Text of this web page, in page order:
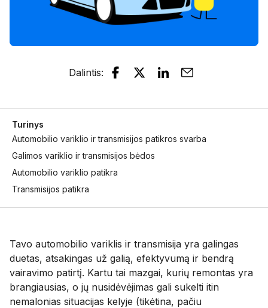
Dalintis:
Turinys
Automobilio variklio ir transmisijos patikros svarba
Galimos variklio ir transmisijos bėdos
Automobilio variklio patikra
Transmisijos patikra
Tavo automobilio variklis ir transmisija yra galingas
duetas, atsakingas už galią, efektyvumą ir bendrą
vairavimo patirtį. Kartu tai mazgai, kurių remontas yra
brangiausias, o jų nusidėvėjimas gali sukelti itin
nemalonias situacijas kelyje (tikėtina, pačiu